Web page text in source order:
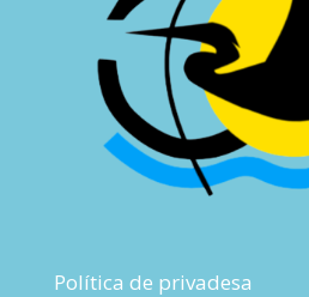
Política de privadesa